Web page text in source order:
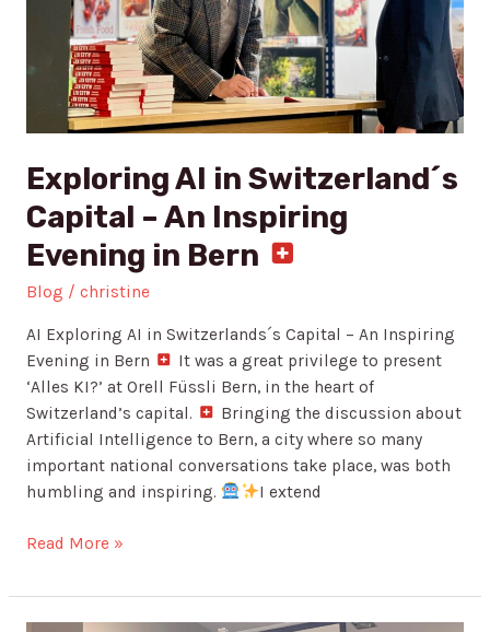
Exploring AI in Switzerland´s
Capital – An Inspiring
Evening in Bern
Blog / christine
AI Exploring AI in Switzerlands´s Capital – An Inspiring
Evening in Bern
It was a great privilege to present
‘Alles KI?’ at Orell Füssli Bern, in the heart of
Switzerland’s capital.
Bringing the discussion about
Artificial Intelligence to Bern, a city where so many
important national conversations take place, was both
humbling and inspiring.
I extend
Capital
An
Inspiring
Evening
Bern
Read More »